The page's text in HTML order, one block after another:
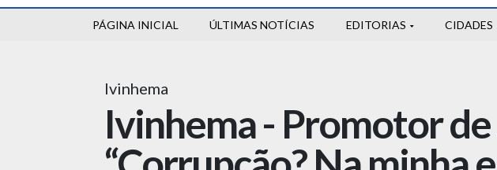
PÁGINA INICIAL ÚLTIMAS NOTÍCIAS EDITORIAS CIDADES
Ivinhema
Ivinhema - Promotor